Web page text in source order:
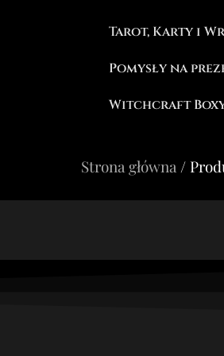
Tarot, Karty i
Pomysły na
Witchcraft
Strona główna /